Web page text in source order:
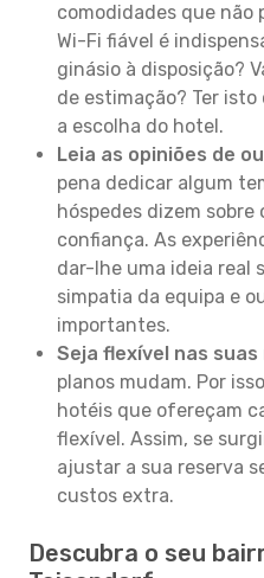
comodidades que não
Wi-Fi fiável é
ginásio à disposição?
de estimação? Ter
a escolha do hotel.
Leia as opiniões de
pena dedicar algum
hóspedes dizem sobre
confiança. As
dar-lhe uma ideia real
simpatia da equipa e
importantes.
Seja flexível nas
planos mudam. Por
hotéis que ofereçam
flexível. Assim, se
ajustar a sua reserva
custos extra.
Descubra o seu